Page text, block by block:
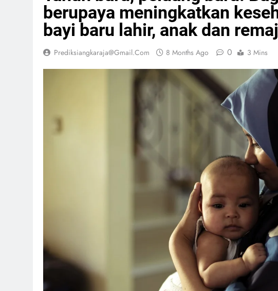
berupaya meningkatkan
bayi baru lahir, anak dan
Prediksiangkaraja@gmail.com 8 Months Ago 0 3 Mins